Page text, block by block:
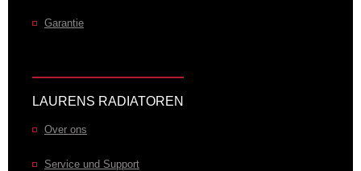
Garantie
LAURENS RADIATOREN
Over ons
Service und Support